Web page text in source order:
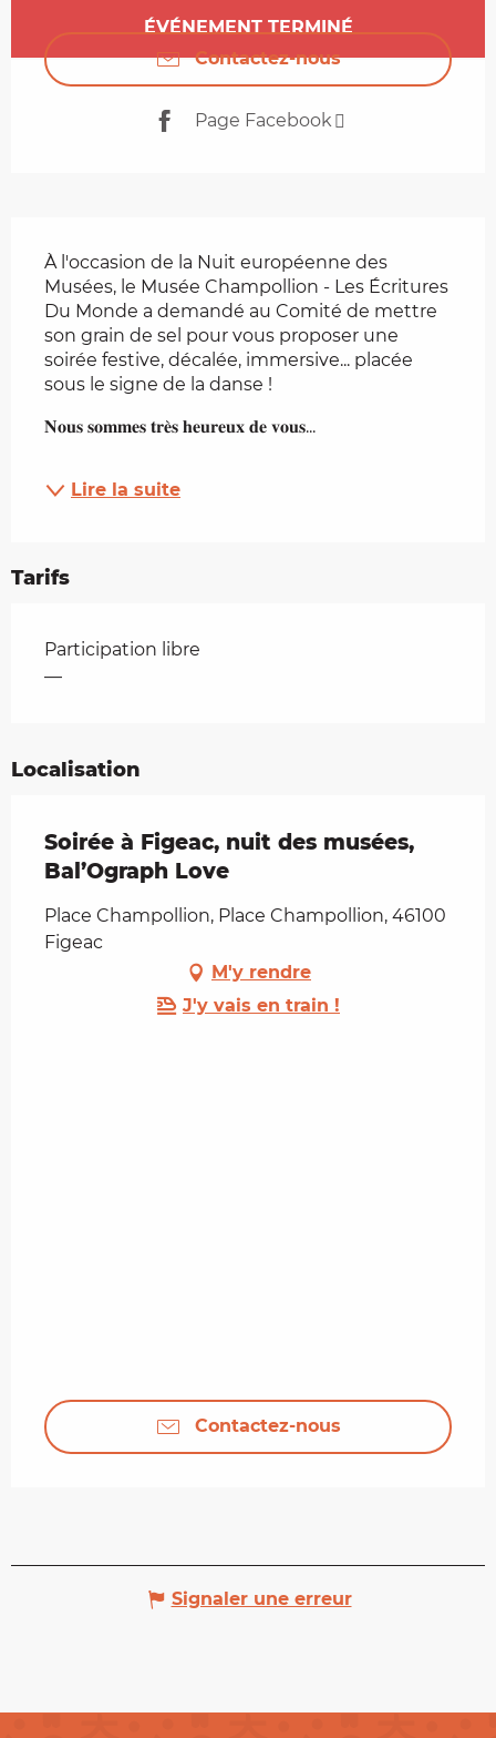
Ouverture et coordonnées
ÉVÉNEMENT TERMINÉ
Contactez-nous
Page Facebook
À l'occasion de la Nuit européenne des
Musées, le Musée Champollion - Les Écritures
Du Monde a demandé au Comité de mettre
son grain de sel pour vous proposer une
soirée festive, décalée, immersive... placée
sous le signe de la danse !
𝐍𝐨𝐮𝐬 𝐬𝐨𝐦𝐦𝐞𝐬 𝐭𝐫𝐞̀𝐬 𝐡𝐞𝐮𝐫𝐞𝐮𝐱 𝐝𝐞 𝐯𝐨𝐮𝐬...
Lire la suite
Tarifs
Tarifs 2026
Participation libre
—
Localisation
Soirée à Figeac, nuit des musées,
Bal’Ograph Love
Place Champollion, Place Champollion, 46100
Figeac
M'y rendre
J'y vais en train !
Contactez-nous
Signaler une erreur